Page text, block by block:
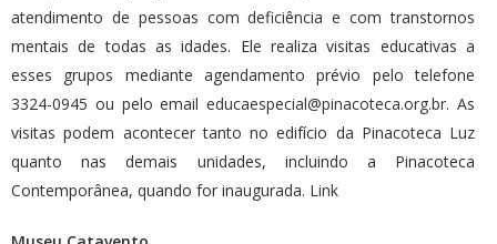
atendimento de pessoas com deficiência e com transtornos
mentais de todas as idades. Ele realiza visitas educativas a
esses grupos mediante agendamento prévio pelo telefone
3324-0945 ou pelo emaileducaespecial@pinacoteca.org.br. As
visitas podem acontecer tanto no edifício da Pinacoteca Luz
quanto nas demais unidades, incluindo a Pinacoteca
Contemporânea, quando for inaugurada. Link